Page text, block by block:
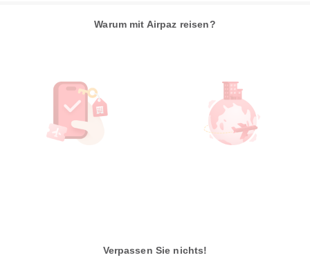
Warum mit Airpaz reisen?
Verpassen Sie nichts!